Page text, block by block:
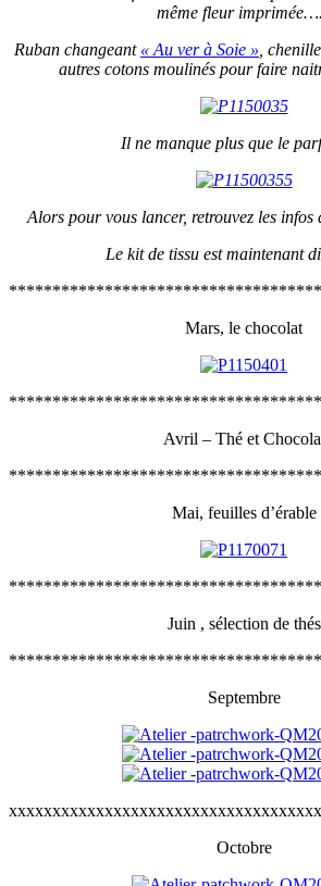
même fleur
Ruban changeant « Au ver à Soie » , chenille
autres cotons moulinés pour faire
Il ne manque plus que le
Alors pour vous lancer, retrouvez les infos
Le kit de tissu est maintenant
Mars, le chocolat
Avril – Thé et
Mai, feuilles d’érable
Juin , sélection de thés
Septembre
Octobre